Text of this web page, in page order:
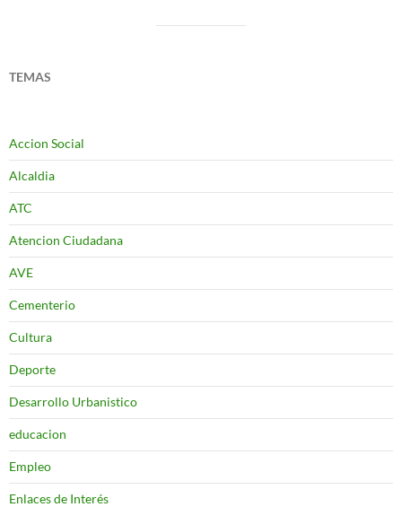
TEMAS
Accion Social
Alcaldia
ATC
Atencion Ciudadana
AVE
Cementerio
Cultura
Deporte
Desarrollo Urbanistico
educacion
Empleo
Enlaces de Interés